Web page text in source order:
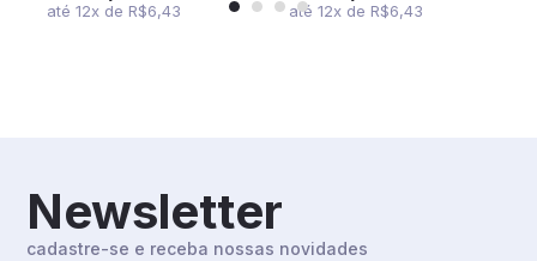
até 12xde R$6,43 até 12xde R$6,43
Newsletter
cadastre-se e receba nossas novidades